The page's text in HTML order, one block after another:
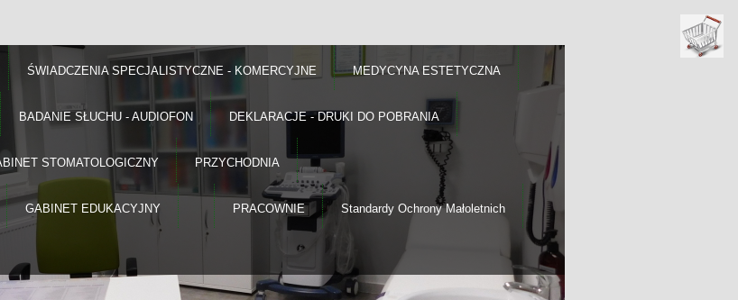
ŚWIADCZENIA SPECJALISTYCZNE - KOMERCYJNE MEDYCYNA ESTETYCZNA
BADANIE SŁUCHU - AUDIOFON DEKLARACJE - DRUKI DO POBRANIA
STOMATOLOGICZNY PRZYCHODNIA
GABINET EDUKACYJNY PRACOWNIE Standardy Ochrony Małoletnich